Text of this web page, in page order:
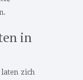
in
laten zich